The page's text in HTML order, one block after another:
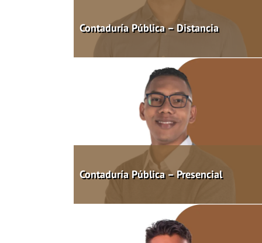
Contaduría Pública – Distancia
Contaduría Pública – Presencial